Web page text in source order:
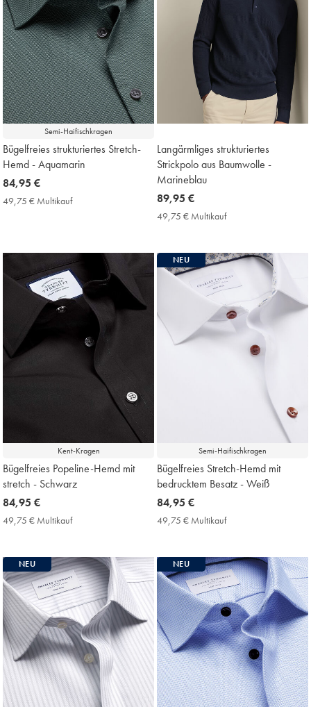
Semi-Haifischkragen
Bügelfreies strukturiertes Stretch-
Hemd - Aquamarin
now
84,95
84,95 €
49,75 € Multikauf49,75
Langärmliges strukturiertes
Strickpolo aus Baumwolle -
Marineblau
now
89,95
89,95 €
49,75 € Multikauf49,75
Price
Kent-Kragen
Bügelfreies Popeline-Hemd mit
stretch - Schwarz
now
84,95
84,95 €
49,75 € Multikauf49,75
Price
Semi-Haifischkragen
NEU
Bügelfreies Stretch-Hemd mit
bedrucktem Besatz - Weiß
now
84,95
84,95 €
49,75 € Multikauf49,75
Price
NEU NEU